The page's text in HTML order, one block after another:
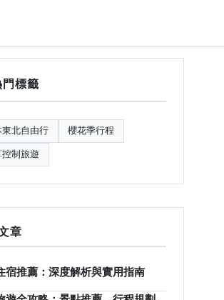
標籤
東北自由行 櫻花季行程
控制旅遊
章
宿推薦：深度解析與實用指南